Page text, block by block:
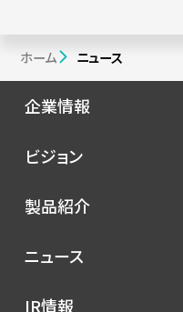
ホーム ニュース
企業情報
会社概要
ビジョン
トップメッセージ
製品紹介
コンセプト
ニュース
プレスリリース
IR情報